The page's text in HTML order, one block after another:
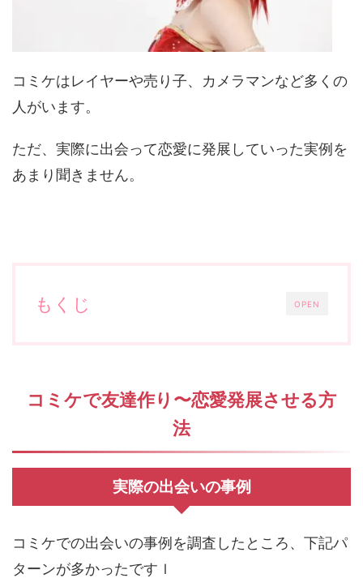
コミケはレイヤーや売り子、カメラマンなど多くの
人がいます。
ただ、実際に出会って恋愛に発展していった実例を
あまり聞きません。
OPEN
もくじ
コミケで友達作り〜恋愛発展させる方
法
実際の出会いの事例
コミケでの出会いの事例を調査したところ、下記パ
ターンが多かったですｌ